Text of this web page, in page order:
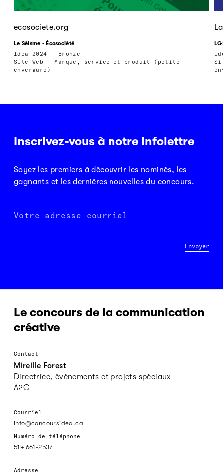
ecosociete.org
Le Séisme - Écosociété
Idéa 2024 - Bronze
Site Web – Marque, service et produit (petite
envergure)
Inscrivez-vous à notre infolettre
Soyez les premiers à découvrir les nominés, les
gagnants et les dernières nouvelles du concours.
Votre adresse courriel
Envoyer
Le concours de la communication
créative
Contact
Mireille Forest
Directrice, événements et projets spéciaux
A2C
Courriel
info@concoursidea.ca
Numéro de téléphone
514 661-2537
Adresse